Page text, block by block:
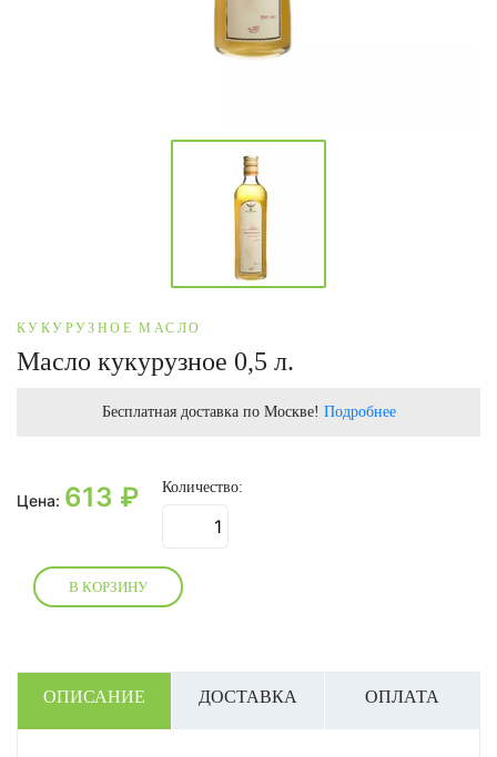
КУКУРУЗНОЕ МАСЛО
Масло кукурузное 0,5 л.
Бесплатная доставка по Москве! Подробнее
Цена: 613 ₽ Количество:
В КОРЗИНУ
ОПИСАНИЕ ДОСТАВКА ОПЛАТА